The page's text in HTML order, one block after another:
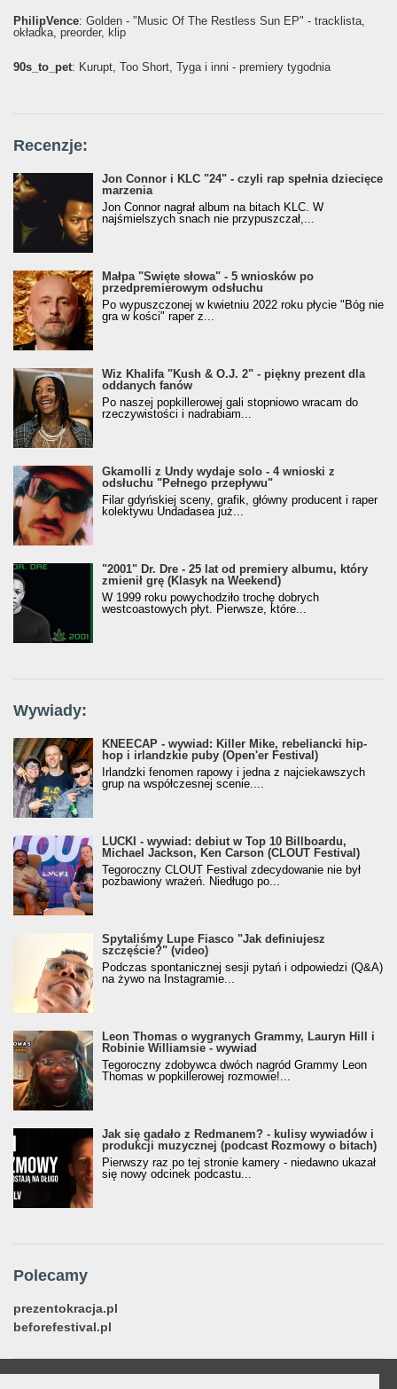
PhilipVence: Golden - "Music Of The Restless Sun EP" - tracklista,
okładka, preorder, klip
90s_to_pet: Kurupt, Too Short, Tyga i inni - premiery tygodnia
Recenzje:
Jon Connor i KLC "24" - czyli rap spełnia dziecięce
marzenia
Jon Connor nagrał album na bitach KLC. W
najśmielszych snach nie przypuszczał,...
Małpa "Święte słowa" - 5 wniosków po
przedpremierowym odsłuchu
Po wypuszczonej w kwietniu 2022 roku płycie "Bóg nie
gra w kości" raper z...
Wiz Khalifa "Kush & O.J. 2" - piękny prezent dla
oddanych fanów
Po naszej popkillerowej gali stopniowo wracam do
rzeczywistości i nadrabiam...
Gkamolli z Undy wydaje solo - 4 wnioski z
odsłuchu "Pełnego przepływu"
Filar gdyńskiej sceny, grafik, główny producent i raper
kolektywu Undadasea już...
"2001" Dr. Dre - 25 lat od premiery albumu, który
zmienił grę (Klasyk na Weekend)
W 1999 roku powychodziło trochę dobrych
westcoastowych płyt. Pierwsze, które...
Wywiady:
KNEECAP - wywiad: Killer Mike, rebeliancki hip-
hop i irlandzkie puby (Open'er Festival)
Irlandzki fenomen rapowy i jedna z najciekawszych
grup na współczesnej scenie....
LUCKI - wywiad: debiut w Top 10 Billboardu,
Michael Jackson, Ken Carson (CLOUT Festival)
Tegoroczny CLOUT Festival zdecydowanie nie był
pozbawiony wrażeń. Niedługo po...
Spytaliśmy Lupe Fiasco "Jak definiujesz
szczęście?" (video)
Podczas spontanicznej sesji pytań i odpowiedzi (Q&A)
na żywo na Instagramie...
Leon Thomas o wygranych Grammy, Lauryn Hill i
Robinie Williamsie - wywiad
Tegoroczny zdobywca dwóch nagród Grammy Leon
Thomas w popkillerowej rozmowie!...
Jak się gadało z Redmanem? - kulisy wywiadów i
produkcji muzycznej (podcast Rozmowy o bitach)
Pierwszy raz po tej stronie kamery - niedawno ukazał
się nowy odcinek podcastu...
Polecamy
prezentokracja.pl
beforefestival.pl